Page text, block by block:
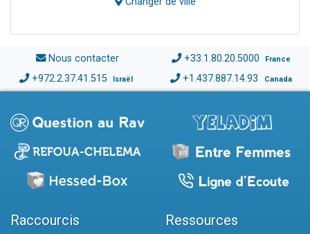
Nous contacter +33.1.80.20.5000 France
+972.2.37.41.515 Israël +1.437.887.14.93 Canada
Raccourcis Ressources